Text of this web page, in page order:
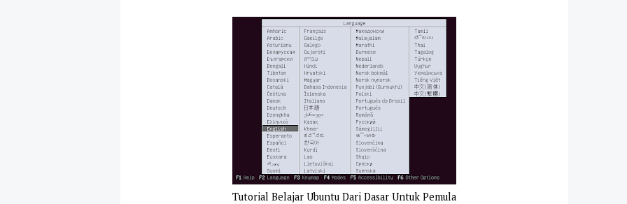
Tutorial Belajar Ubuntu Dari Dasar Untuk Pemula